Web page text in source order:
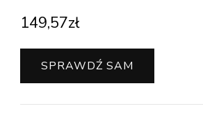
149,57zł
SPRAWDŹ SAM